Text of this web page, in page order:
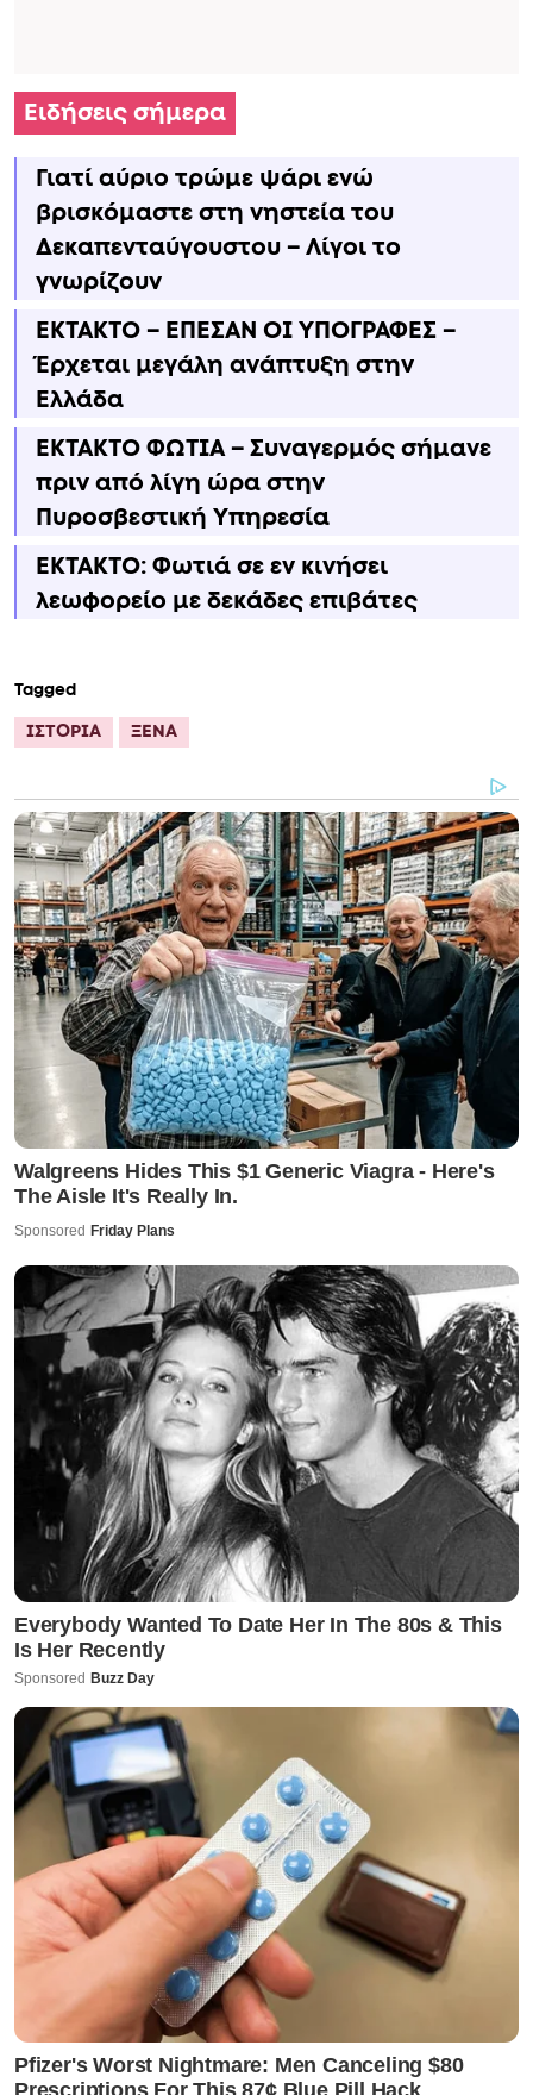
Ειδήσεις σήμερα
Γιατί αύριο τρώμε ψάρι ενώ
βρισκόμαστε στη νηστεία του
Δεκαπενταύγουστου – Λίγοι το
γνωρίζουν
ΕΚΤΑΚΤΟ – ΕΠΕΣΑΝ ΟΙ ΥΠΟΓΡΑΦΕΣ –
Έρχεται μεγάλη ανάπτυξη στην
Ελλάδα
ΕΚΤΑΚΤΟ ΦΩΤΙΑ – Συναγερμός σήμανε
πριν από λίγη ώρα στην
Πυροσβεστική Υπηρεσία
ΕΚΤΑΚΤΟ: Φωτιά σε εν κινήσει
λεωφορείο με δεκάδες επιβάτες
Tagged
ΙΣΤΟΡΙΑ ΞΕΝΑ